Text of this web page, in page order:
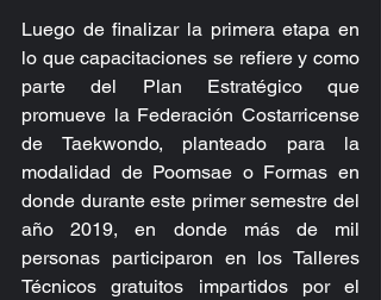
Luego de finalizar la primera etapa en
lo que capacitaciones se refiere y como
parte del Plan Estratégico que
promueve la Federación Costarricense
de Taekwondo, planteado para la
modalidad de Poomsae o Formas en
donde durante este primer semestre del
año 2019, en donde más de mil
personas participaron en los Talleres
Técnicos gratuitos impartidos por el